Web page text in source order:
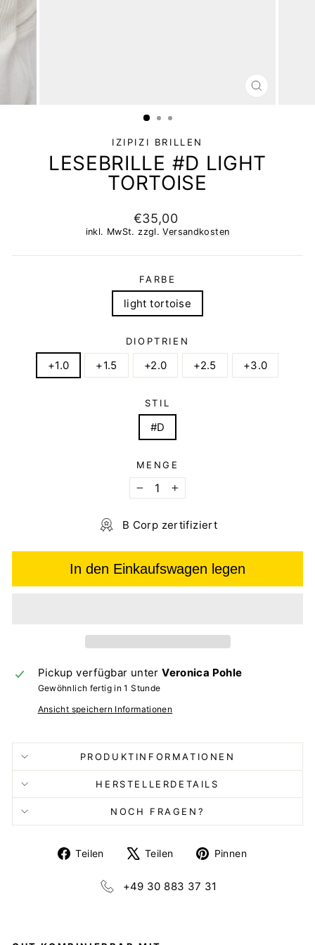
IZIPIZI BRILLEN
LESEBRILLE #D LIGHT
TORTOISE
Normaler
Preis
€35,00
inkl. MwSt. zzgl.Versandkosten
FARBE
light tortoise
DIOPTRIEN
+1.0 +1.5 +2.0 +2.5 +3.0
STIL
#D
MENGE
− +
B Corp zertifiziert
In den Einkaufswagen legen
Pickup verfügbar unterVeronica Pohle
Gewöhnlich fertig in 1 Stunde
Ansicht speichern Informationen
PRODUKTINFORMATIONEN
HERSTELLERDETAILS
NOCH FRAGEN?
Teilen
Auf
Teilen
Auf
Pinnen
+49 30 883 37 31